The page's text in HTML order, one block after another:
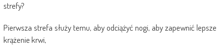
strefy?
Pierwsza strefa służy temu, aby odciążyć nogi, aby zapewnić lepsze
krążenie krwi,